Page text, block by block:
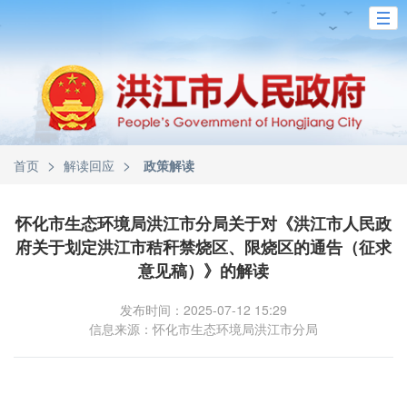
首页 > 解读回应 > 政策解读
怀化市生态环境局洪江市分局关于对《洪江市人民政
府关于划定洪江市秸秆禁烧区、限烧区的通告（征求
意见稿）》的解读
发布时间：2025-07-12 15:29
信息来源：怀化市生态环境局洪江市分局